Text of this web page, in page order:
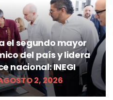
el segundo mayor
del país y lidera
nacional: INEGI
2, 2026